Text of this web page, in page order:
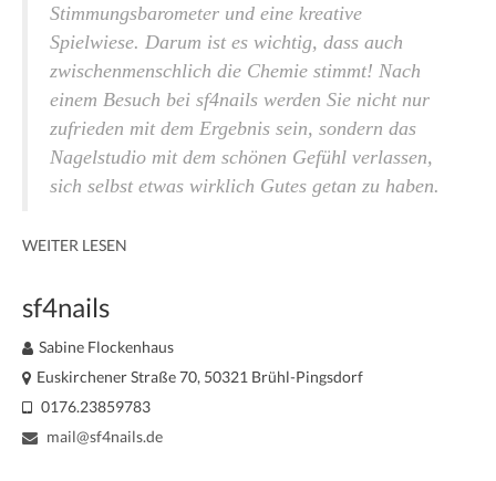
Stimmungsbarometer und eine kreative
Spielwiese. Darum ist es wichtig, dass auch
zwischen­menschlich die Chemie stimmt! Nach
einem Besuch bei sf4nails werden Sie nicht nur
zufrieden mit dem Ergebnis sein, sondern das
Nagelstudio mit dem schönen Gefühl verlassen,
sich selbst etwas wirklich Gutes getan zu haben.
WEITER LESEN
sf4nails
Sabine Flockenhaus
Euskirchener Straße 70, 50321 Brühl-Pingsdorf
0176.23859783
mail@sf4nails.de